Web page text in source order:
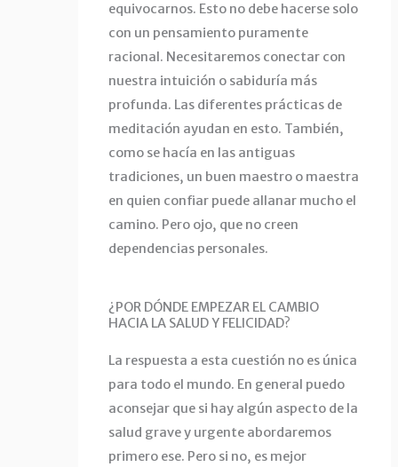
equivocarnos. Esto no debe hacerse solo
con un pensamiento puramente
racional. Necesitaremos conectar con
nuestra intuición o sabiduría más
profunda. Las diferentes prácticas de
meditación ayudan en esto. También,
como se hacía en las antiguas
tradiciones, un buen maestro o maestra
en quien confiar puede allanar mucho el
camino. Pero ojo, que no creen
dependencias personales.
¿POR DÓNDE EMPEZAR EL CAMBIO
HACIA LA SALUD Y FELICIDAD?
La respuesta a esta cuestión no es única
para todo el mundo. En general puedo
aconsejar que si hay algún aspecto de la
salud grave y urgente abordaremos
primero ese. Pero si no, es mejor